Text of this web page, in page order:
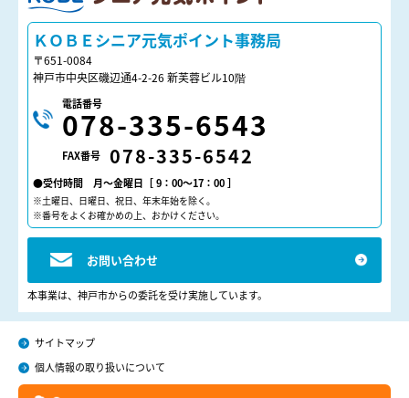
ＫＯＢＥシニア元気ポイント
ＫＯＢＥシニア元気ポイント事務局
〒651-0084
神戸市中央区磯辺通4-2-26 新芙蓉ビル10階
電話番号
078-335-6543
FAX番号 078-335-6542
●受付時間 月～金曜日［ 9：00～17：00 ］
※土曜日、日曜日、祝日、年末年始を除く。
※番号をよくお確かめの上、おかけください。
お問い合わせ
本事業は、神戸市からの委託を受け実施しています。
サイトマップ
個人情報の取り扱いについて